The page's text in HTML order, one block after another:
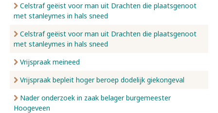
Celstraf geëist voor man uit Drachten die plaatsgenoot
met stanleymes in hals sneed
Celstraf geëist voor man uit Drachten die plaatsgenoot
met stanleymes in hals sneed
Vrijspraak meineed
Vrijspraak bepleit hoger beroep dodelijk giekongeval
Nader onderzoek in zaak belager burgemeester
Hoogeveen